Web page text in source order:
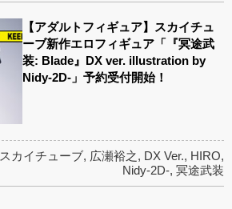
【アダルトフィギュア】スカイチュ
ーブ新作エロフィギュア「『冥途武
装: Blade』DX ver. illustration by
Nidy-2D-」予約受付開始！
スカイチューブ, 広瀬裕之, DX Ver., HIRO,
Nidy-2D-, 冥途武装